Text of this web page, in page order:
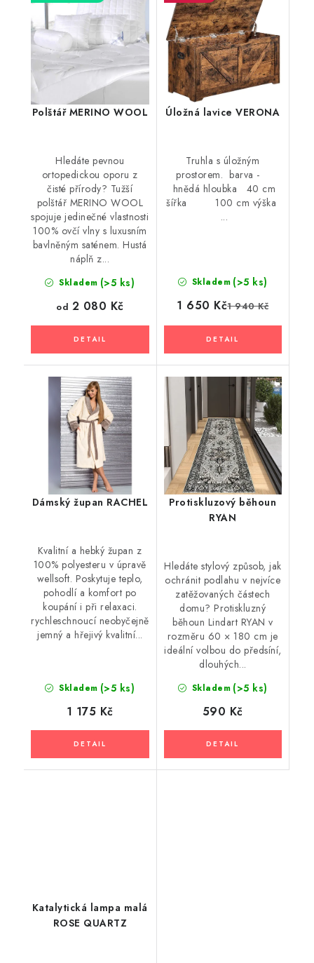
Polštář MERINO WOOL
Skladem (>5 ks)
od 2 080 Kč
Hledáte pevnou
ortopedickou oporu z
čisté přírody? Tužší
polštář MERINO WOOL
spojuje jedinečné vlastnosti
100% ovčí vlny s luxusním
bavlněným saténem. Hustá
náplň z...
Úložná lavice VERONA
Skladem (>5 ks)
1 650 Kč1 940 Kč
Truhla s úložným
prostorem. barva -
hnědá hloubka 40 cm
šířka 100 cm výška
...
Dámský župan RACHEL
Skladem (>5 ks)
1 175 Kč
Kvalitní a hebký župan z
100% polyesteru v úpravě
wellsoft. Poskytuje teplo,
pohodlí a komfort po
koupání i při relaxaci.
rychleschnoucí neobyčejně
jemný a hřejivý kvalitní...
Protiskluzový běhoun
RYAN
Skladem (>5 ks)
590 Kč
Hledáte stylový způsob, jak
ochránit podlahu v nejvíce
zatěžovaných částech
domu? Protiskluzný
běhoun Lindart RYAN v
rozměru 60 × 180 cm je
ideální volbou do předsíní,
dlouhých...
Katalytická lampa malá
ROSE QUARTZ